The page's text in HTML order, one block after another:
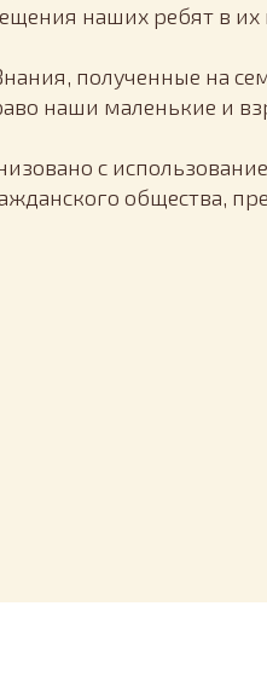
наших ребят в их
полученные на
наши маленькие и
с
общества,